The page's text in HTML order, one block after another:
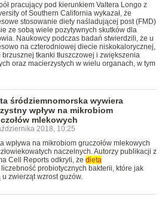
pracujący pod kierunkiem Valtera Longo z
of Southern California wykazał, że
stosowanie diety naśladującej post (FMD)
ze sobą wiele pozytywnych skutków dla
Naukowcy podczas badań stwierdzili, że u
na czterodniowej diecie niskokalorycznej,
tkanki tłuszczowej i zwiększenia
oraz macierzystych w wielu organach, w tym
śródziemnomorska wywiera
wpływ na mikrobiom
mlekowych
2018, 10:25
wpływa na mikrobiom gruczołów mlekowych
naczelnych. Autorzy publikacji z
Cell Reports odkryli, że dieta
probiotycznych bakterii, które jak
zwierząt wzrost guzów.